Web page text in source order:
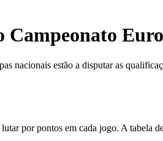
Campeonato
nacionais estão a disputar as
por pontos em cada jogo. A tabela